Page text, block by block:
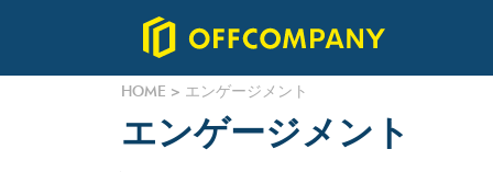
HOME > エンゲージメント
エンゲージメント